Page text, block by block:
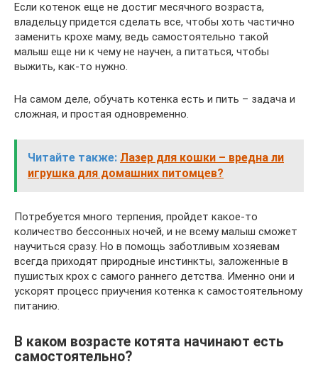
Если котенок еще не достиг месячного возраста,
владельцу придется сделать все, чтобы хоть частично
заменить крохе маму, ведь самостоятельно такой
малыш еще ни к чему не научен, а питаться, чтобы
выжить, как-то нужно.
На самом деле, обучать котенка есть и пить – задача и
сложная, и простая одновременно.
Читайте также: Лазер для кошки – вредна ли
игрушка для домашних питомцев?
Потребуется много терпения, пройдет какое-то
количество бессонных ночей, и не всему малыш сможет
научиться сразу. Но в помощь заботливым хозяевам
всегда приходят природные инстинкты, заложенные в
пушистых крох с самого раннего детства. Именно они и
ускорят процесс приучения котенка к самостоятельному
питанию.
В каком возрасте котята начинают есть
самостоятельно?